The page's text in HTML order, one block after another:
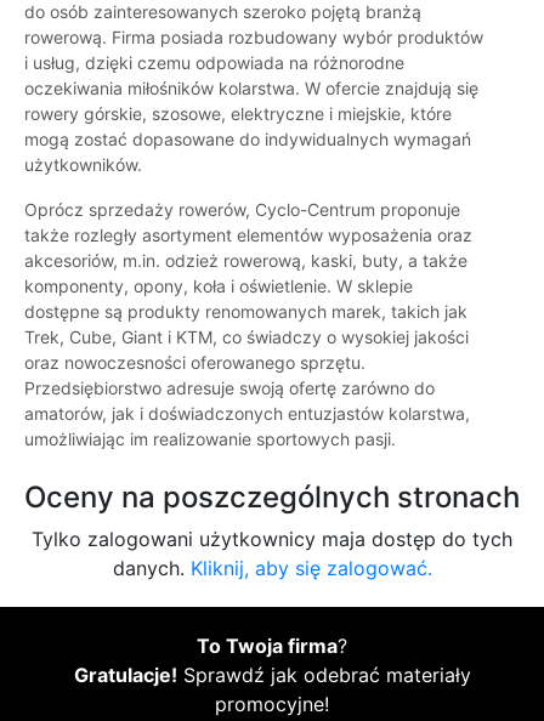
do osób zainteresowanych szeroko pojętą branżą
rowerową. Firma posiada rozbudowany wybór produktów
i usług, dzięki czemu odpowiada na różnorodne
oczekiwania miłośników kolarstwa. W ofercie znajdują się
rowery górskie, szosowe, elektryczne i miejskie, które
mogą zostać dopasowane do indywidualnych wymagań
użytkowników.
Oprócz sprzedaży rowerów, Cyclo-Centrum proponuje
także rozległy asortyment elementów wyposażenia oraz
akcesoriów, m.in. odzież rowerową, kaski, buty, a także
komponenty, opony, koła i oświetlenie. W sklepie
dostępne są produkty renomowanych marek, takich jak
Trek, Cube, Giant i KTM, co świadczy o wysokiej jakości
oraz nowoczesności oferowanego sprzętu.
Przedsiębiorstwo adresuje swoją ofertę zarówno do
amatorów, jak i doświadczonych entuzjastów kolarstwa,
umożliwiając im realizowanie sportowych pasji.
Oceny na poszczególnych stronach
Tylko zalogowani użytkownicy maja dostęp do tych
danych. Kliknij, aby się zalogować.
To Twoja firma?
Gratulacje! Sprawdź jak odebrać materiały
promocyjne!